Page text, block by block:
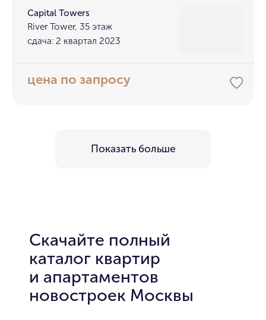
Capital Towers
River Tower, 35 этаж
сдача: 2 квартал 2023
цена по запросу
Показать больше
Скачайте полный
каталог квартир
и апартаментов
новостроек Москвы